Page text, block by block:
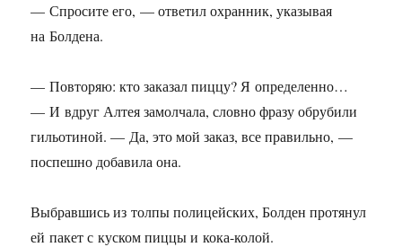
— Спросите его, — ответил охранник, указывая
на Болдена.
— Повторяю: кто заказал пиццу? Я определенно…
— И вдруг Алтея замолчала, словно фразу обрубили
гильотиной. — Да, это мой заказ, все правильно, —
поспешно добавила она.
Выбравшись из толпы полицейских, Болден протянул
ей пакет с куском пиццы и кока-колой.